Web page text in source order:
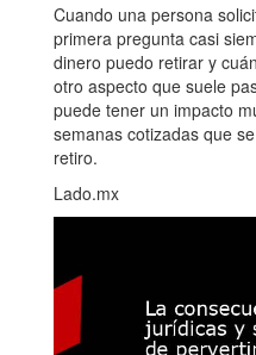
Cuando una persona
primera pregunta casi
dinero puedo retirar y
otro aspecto que suele
puede tener un impacto
semanas cotizadas que
retiro.
Lado.mx